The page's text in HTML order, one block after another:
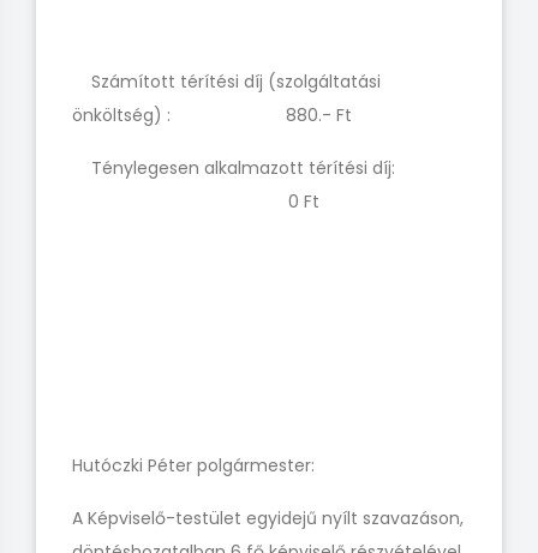
Számított térítési díj (szolgáltatási
önköltség) : 880.- Ft
Ténylegesen alkalmazott térítési díj:
0 Ft
Hutóczki Péter polgármester:
A Képviselő-testület egyidejű nyílt szavazáson,